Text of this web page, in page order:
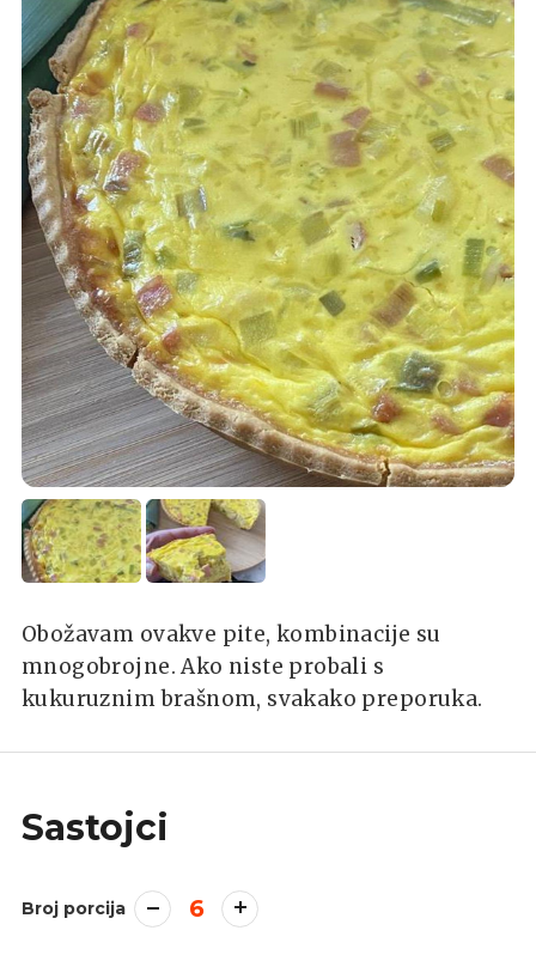
Obožavam ovakve pite, kombinacije su
mnogobrojne. Ako niste probali s
kukuruznim brašnom, svakako preporuka.
Sastojci
Broj porcija 6